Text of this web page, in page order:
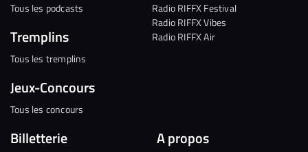
Tous les podcasts
Tremplins
Tous les tremplins
Jeux-Concours
Tous les concours
Radio RIFFX Festival
Radio RIFFX Vibes
Radio RIFFX Air
Billetterie A propos